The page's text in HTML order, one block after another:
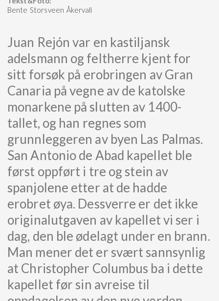
Bente Storsveen Åkervall
Juan Rejón var en kastiljansk
adelsmann og feltherre kjent for
sitt forsøk på erobringen av Gran
Canaria på vegne av de katolske
monarkene på slutten av 1400-
tallet, og han regnes som
grunnleggeren av byen Las Palmas.
San Antonio de Abad kapellet ble
først oppført i tre og stein av
spanjolene etter at de hadde
erobret øya. Dessverre er det ikke
originalutgaven av kapellet vi ser i
dag, den ble ødelagt under en brann.
Man mener det er svært sannsynlig
at Christopher Columbus ba i dette
kapellet før sin avreise til